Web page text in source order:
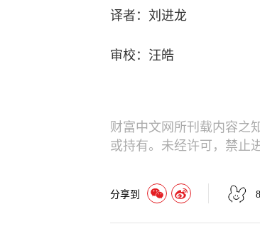
译者：刘进龙
审校：汪皓
财富中文网所刊载内容之
或持有。未经许可，禁止
分享到 8